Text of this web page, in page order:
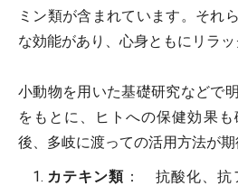
ミン類が含まれています。それ
な効能があり、心身ともにリラッ
小動物を用いた基礎研究などで
をもとに、ヒトへの保健効果
後、多岐に渡っての活用方法が期
カテキン類 ： 抗酸化、抗